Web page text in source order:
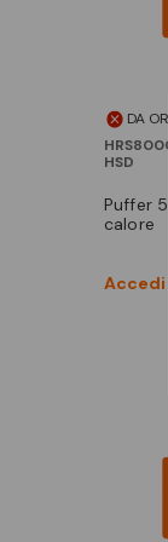
DA
HSD
puffer 50l per pompa di
calore
Accedi